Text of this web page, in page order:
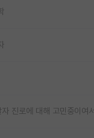
진로에 대해 고민중이여